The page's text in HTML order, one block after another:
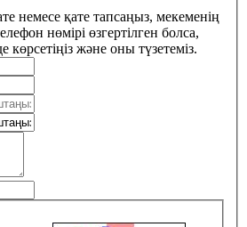
немесе қате тапсаңыз, мекеменің
нөмірі өзгертілген болса,
көрсетіңіз және оны түзетеміз.